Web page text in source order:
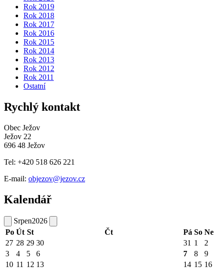
Rok 2019
Rok 2018
Rok 2017
Rok 2016
Rok 2015
Rok 2014
Rok 2013
Rok 2012
Rok 2011
Ostatní
Rychlý kontakt
Obec Ježov
Ježov 22
696 48 Ježov
Tel: +420 518 626 221
E-mail: objezov@jezov.cz
Kalendář
Srpen2026
Po Út St Čt Pá So Ne
27 28 29 30 31 1
2
3
4 5 6 7 8
9
10 11 12 13 14 15 16